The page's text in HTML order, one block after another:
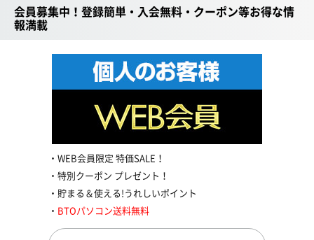
会員募集中！登録簡単・入会無料・クーポン等お得な情
報満載
WEB会員限定 特価SALE！
特別クーポン プレゼント！
貯まる＆使える!うれしいポイント
BTOパソコン送料無料